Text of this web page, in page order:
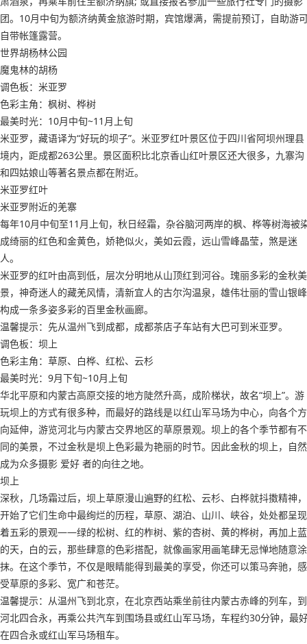
团。10月中旬为额济纳黄金旅游时期，宾馆爆满，需提前预订，自助游
自带帐篷露营。
世界胡杨林公园
魔鬼林的胡杨
调色板：米亚罗
色彩主角：枫树、桦树
最美时光：10月中旬~11月上旬
米亚罗，藏语译为“好玩的坝子”。米亚罗红叶景区位于四川省阿坝州理县
境内，距成都263公里。景区面积比北京香山红叶景区还大很多，九寨沟
和四姑娘山等著名景点都在附近。
米亚罗红叶
米亚罗附近的羌寨
每年10月中旬至11月上旬，秋日经霜，杂谷脑河两岸的枫、桦等树海被
成绮丽的红色和金黄色，娇艳似火，美如云霞，远山雪峰晶莹，煞是迷
人。
米亚罗的红叶由高到低，层次分明地从山顶红到河谷。瑰丽多彩的金秋美
景，神奇迷人的藏羌风情，清新宜人的古尔沟温泉，雄伟壮丽的雪山银峰
构成一条多姿多彩的百里金秋画廊。
温馨提示：先从温州飞到成都，成都茶店子车站有大巴可到米亚罗。
调色板：坝上
色彩主角：草原、白桦、红松、云杉
最美时光：9月下旬~10月上旬
华北平原和内蒙古高原交接的地方陡然升高，成阶梯状，故名“坝上”。游
玩坝上的方式有很多种，而最好的路线是以红山军马场为中心，向各个方
向延伸，游览河北与内蒙古交界地区的草原景观。坝上的各个季节都有不
同的美景，不过金秋是坝上色彩最为艳丽的时节。因此金秋的坝上，自然
成为众多摄影 爱好 者的向往之地。
坝上
深秋，几场霜过后，坝上草原漫山遍野的红松、云杉、白桦就抖擞精神，
开始了它们生命中最绚烂的历程，草原、湖泊、山川、峡谷，处处都呈现
着五彩的景观——绿的松树、红的柞树、紫的杏树、黄的桦树，再加上蓝
的天，白的云，那些肆意的色彩搭配，就像画家用画笔肆无忌惮地随意涂
抹。在这个季节，不仅是眼睛能得到最美的享受，你还可以策马奔驰，感
受草原的多彩、宽广和苍茫。
温馨提示：从温州飞到北京，在北京西站乘坐前往内蒙古赤峰的列车，到
河北四合永，再乘公共汽车到围场县或红山军马场，车程约30分钟，最
在四合永或红山军马场租车。